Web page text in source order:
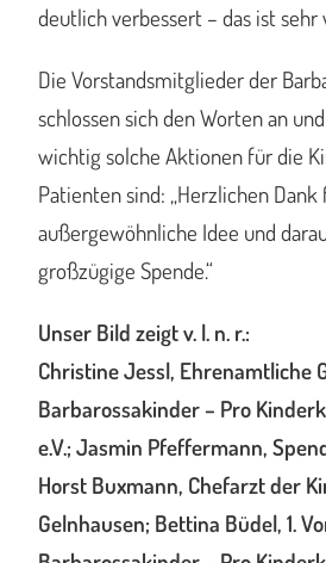
deutlich verbessert – das ist sehr
Die Vorstandsmitglieder der
schlossen sich den Worten an
wichtig solche Aktionen für die
Patienten sind: „Herzlichen Dank
außergewöhnliche Idee und
großzügige Spende.“
Unser Bild zeigt v. l. n. r.:
Christine Jessl, Ehrenamtliche
Barbarossakinder – Pro
e.V.; Jasmin Pfeffermann,
Horst Buxmann, Chefarzt der
Gelnhausen; Bettina Büdel, 1.